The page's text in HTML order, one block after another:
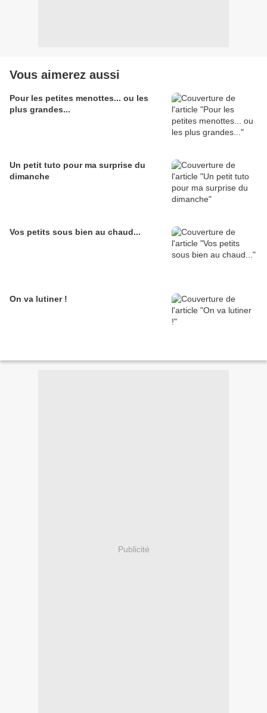
Vous aimerez aussi
Pour les petites menottes... ou les
plus grandes...
Un petit tuto pour ma surprise du
dimanche
Vos petits sous bien au chaud...
On va lutiner !
Publicité